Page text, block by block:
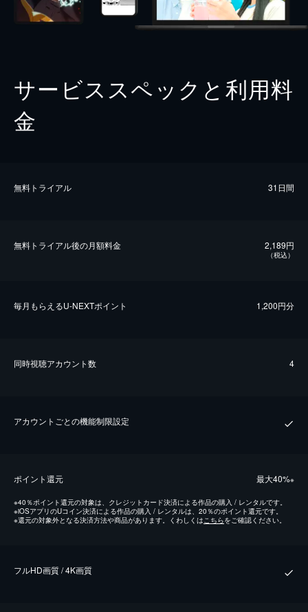
サービススペックと利用料
金
無料トライアル 31日間
無料トライアル後の⽉額料金 2,189円
（税込）
毎⽉もらえるU-NEXTポイント 1,200円分
同時視聴アカウント数 4
アカウントごとの機能制限設定
ポイント還元 最⼤40%※
※40％ポイント還元の対象は、クレジットカード決済による作品の購入 / レンタルです。
※iOSアプリのUコイン決済による作品の購入 / レンタルは、20％のポイント還元です。
※還元の対象外となる決済方法や商品があります。くわしくはこちらをご確認ください。
フルHD画質 / 4K画質